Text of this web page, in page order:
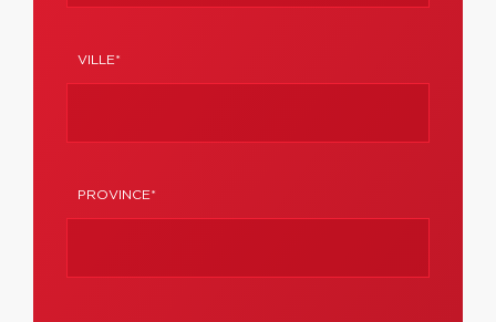
VILLE*
PROVINCE*